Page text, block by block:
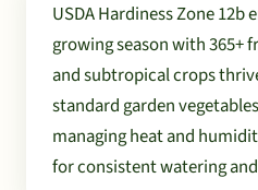
USDA Hardiness Zone 12b
growing season with 365+
and subtropical crops
standard garden
managing heat and
for consistent watering